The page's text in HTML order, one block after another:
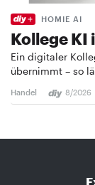
HOMIE AI
Kollege KI
Ein digitaler
übernimmt – so
Handel 8/2026